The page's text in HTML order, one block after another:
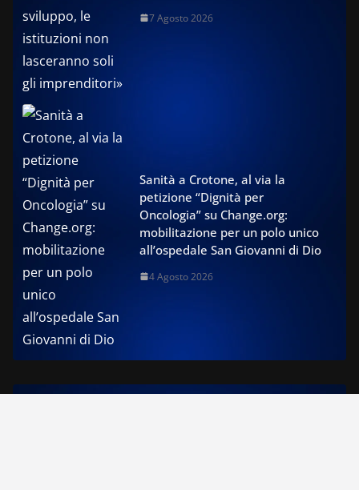
7 Agosto 2026
Sanità a Crotone, al via la
petizione “Dignità per
Oncologia” su Change.org:
mobilitazione per un polo unico
all’ospedale San Giovanni di Dio
4 Agosto 2026